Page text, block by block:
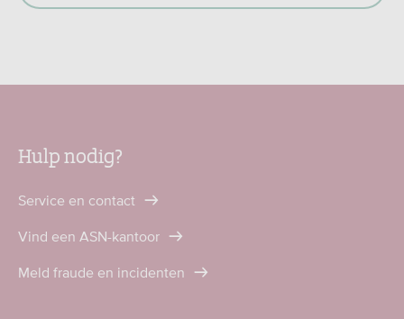
Hulp nodig?
Service en contact
Vind een ASN-kantoor
Meld fraude en incidenten